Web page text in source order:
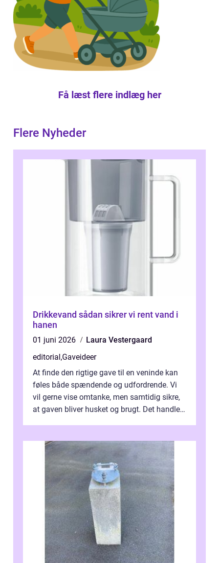
Få læst flere indlæg her
Flere Nyheder
Drikkevand sådan sikrer vi rent vand i
hanen
01 juni 2026
Laura Vestergaard
editorial,Gaveideer
At finde den rigtige gave til en veninde kan
føles både spændende og udfordrende. Vi
vil gerne vise omtanke, men samtidig sikre,
at gaven bliver husket og brugt. Det handler